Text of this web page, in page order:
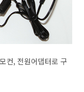
컨, 전원어댑터로 구